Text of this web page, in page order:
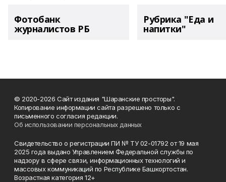
Фотобанк
журналистов РБ
Рубрика "Еда и
напитки"
© 2020-2026 Сайт издания "Шаранские просторы".
Копирование информации сайта разрешено только с
письменного согласия редакции.
Об использовании персональных данных
Свидетельство о регистрации ПИ № ТУ 02-01792 от 19 мая
2025 года выдано Управлением Федеральной службы по
надзору в сфере связи, информационных технологий и
массовых коммуникаций по Республике Башкортостан.
Возрастная категория 12+